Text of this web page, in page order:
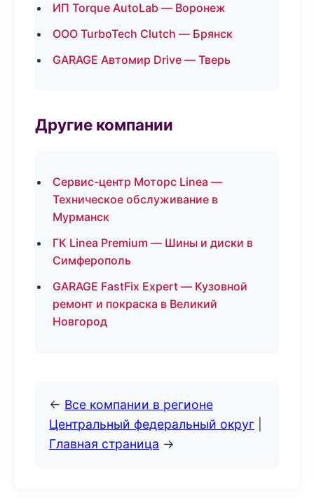
ИП Torque AutoLab — Воронеж
ООО TurboTech Clutch — Брянск
GARAGE Автомир Drive — Тверь
Другие компании
Сервис-центр Моторс Linea —
Техническое обслуживание в
Мурманск
ГК Linea Premium — Шины и диски в
Симферополь
GARAGE FastFix Expert — Кузовной
ремонт и покраска в Великий
Новгород
← Все компании в регионе
Центральный федеральный округ
Главная страница →